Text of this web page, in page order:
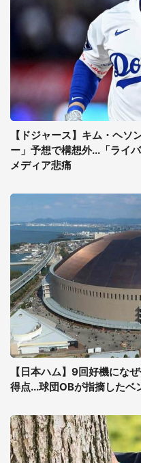
【ドジャース】キム・ヘソ
ー」予想で構想外...「ライ
メディア悲痛
【日本ハム】9回好機にな
得点...球団OBが指摘したベ